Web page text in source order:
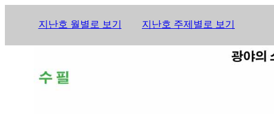
지난호 월별로 보기 지난호 주제별로 보기